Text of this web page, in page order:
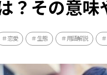
？その意味
恋愛 生態 用語解説